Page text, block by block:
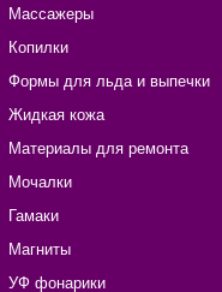
Массажеры
Копилки
Формы для льда и выпечки
Жидкая кожа
Материалы для ремонта
Мочалки
Гамаки
Магниты
УФ фонарики